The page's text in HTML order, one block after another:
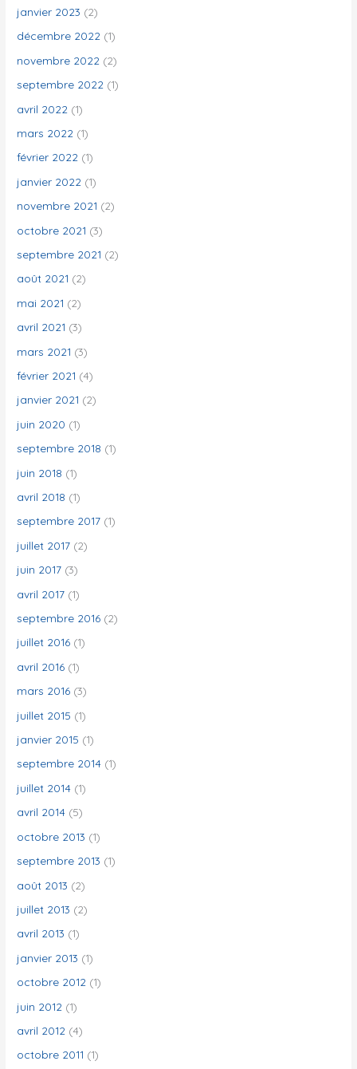
janvier 2023 (2)
décembre 2022 (1)
novembre 2022 (2)
septembre 2022 (1)
avril 2022 (1)
mars 2022 (1)
février 2022 (1)
janvier 2022 (1)
novembre 2021 (2)
octobre 2021 (3)
septembre 2021 (2)
août 2021 (2)
mai 2021 (2)
avril 2021 (3)
mars 2021 (3)
février 2021 (4)
janvier 2021 (2)
juin 2020 (1)
septembre 2018 (1)
juin 2018 (1)
avril 2018 (1)
septembre 2017 (1)
juillet 2017 (2)
juin 2017 (3)
avril 2017 (1)
septembre 2016 (2)
juillet 2016 (1)
avril 2016 (1)
mars 2016 (3)
juillet 2015 (1)
janvier 2015 (1)
septembre 2014 (1)
juillet 2014 (1)
avril 2014 (5)
octobre 2013 (1)
septembre 2013 (1)
août 2013 (2)
juillet 2013 (2)
avril 2013 (1)
janvier 2013 (1)
octobre 2012 (1)
juin 2012 (1)
avril 2012 (4)
octobre 2011 (1)